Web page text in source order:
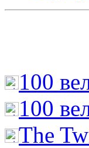
100
100
The